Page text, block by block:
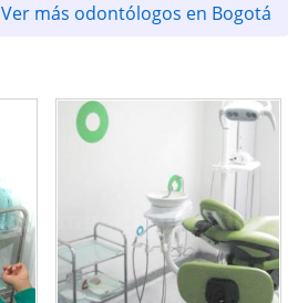
Ver más odontólogos en Bogotá